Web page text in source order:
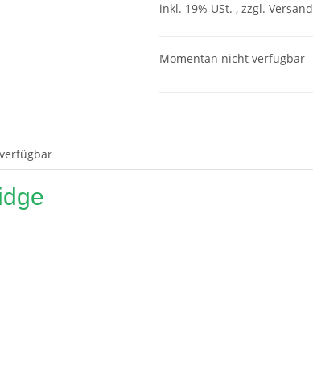
inkl. 19% USt. , zzgl. Versand
Momentan nicht verfügbar